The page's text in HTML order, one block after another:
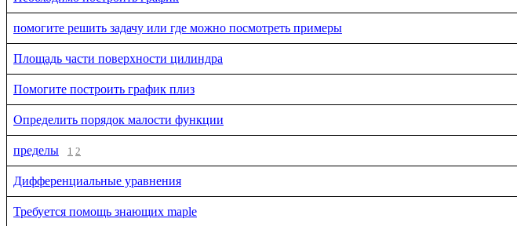
помогите решить задачу или где можно посмотреть примеры
Площадь части поверхности цилиндра
Помогите построить график плиз
Определить порядок малости функции
пределы
1 2
Дифференциальные уравнения
Требуется помощь знающих maple